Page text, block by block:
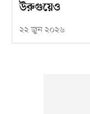
উরুগুয়েও
২২ জুন ২০২৬